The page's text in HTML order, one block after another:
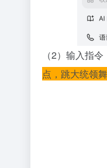
（2）输入指令
点，跳大统领